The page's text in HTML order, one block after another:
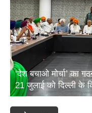
‘देश बचाओ मोर्चा’ का
21 जुलाई को दिल्ली के
योजनाए